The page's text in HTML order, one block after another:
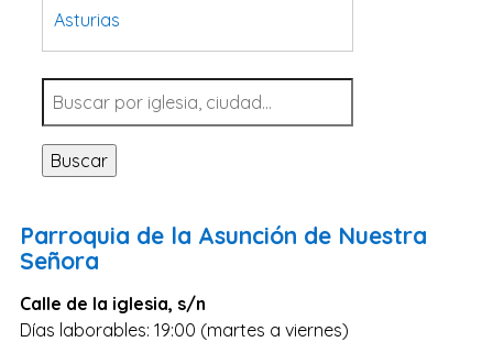
Asturias
Tarragona
Navarra
Valladolid
Sevilla
Santa Cruz de Tenerife
Islas Baleares
Buscar
Parroquia de la Asunción de Nuestra
Señora
Calle de la iglesia, s/n
Días laborables: 19:00 (martes a viernes)